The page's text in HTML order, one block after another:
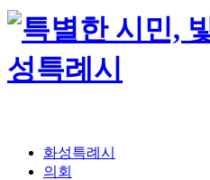
화성특례시
의회